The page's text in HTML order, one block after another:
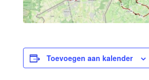
Toevoegen aan kalender